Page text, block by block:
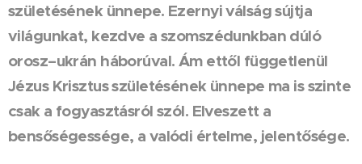
születésének ünnepe. Ezernyi válság sújtja
világunkat, kezdve a szomszédunkban dúló
orosz–ukrán háborúval. Ám ettől függetlenül
Jézus Krisztus születésének ünnepe ma is szinte
csak a fogyasztásról szól. Elveszett a
bensőségessége, a valódi értelme, jelentősége.